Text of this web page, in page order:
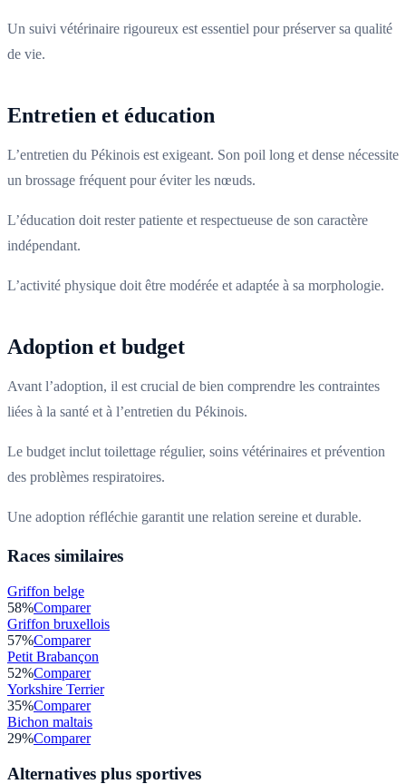
Un suivi vétérinaire rigoureux est essentiel pour préserver sa qualité
de vie.
Entretien et éducation
L’entretien du Pékinois est exigeant. Son poil long et dense nécessite
un brossage fréquent pour éviter les nœuds.
L’éducation doit rester patiente et respectueuse de son caractère
indépendant.
L’activité physique doit être modérée et adaptée à sa morphologie.
Adoption et budget
Avant l’adoption, il est crucial de bien comprendre les contraintes
liées à la santé et à l’entretien du Pékinois.
Le budget inclut toilettage régulier, soins vétérinaires et prévention
des problèmes respiratoires.
Une adoption réfléchie garantit une relation sereine et durable.
Races similaires
Griffon belge
58%Comparer
Griffon bruxellois
57%Comparer
Petit Brabançon
52%Comparer
Yorkshire Terrier
35%Comparer
Bichon maltais
29%Comparer
Alternatives plus sportives